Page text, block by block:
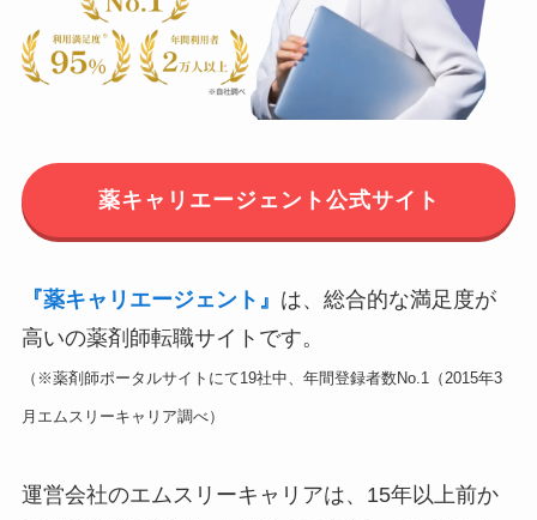
薬キャリエージェント公式サイト
『薬キャリエージェント』 は、総合的な満足度が
高いの薬剤師転職サイトです。
（※薬剤師ポータルサイトにて19社中、年間登録者数No.1（2015年3
月エムスリーキャリア調べ）
運営会社のエムスリーキャリアは、15年以上前か